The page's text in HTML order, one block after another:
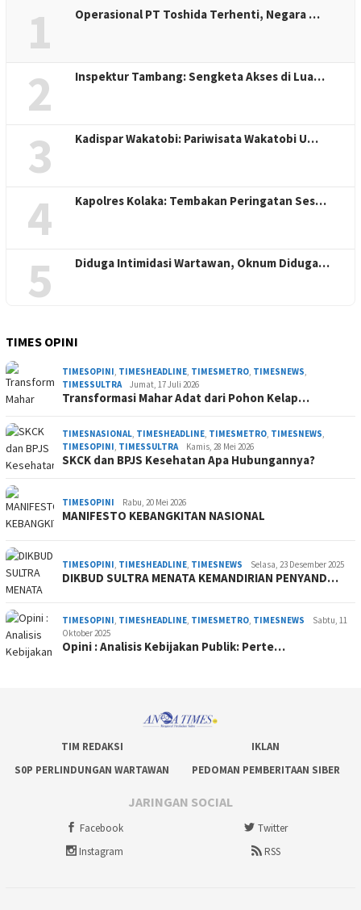
1 Operasional PT Toshida Terhenti, Negara …
2 Inspektur Tambang: Sengketa Akses di Lua…
3 Kadispar Wakatobi: Pariwisata Wakatobi U…
4 Kapolres Kolaka: Tembakan Peringatan Ses…
5 Diduga Intimidasi Wartawan, Oknum Diduga…
TIMES OPINI
TIMESOPINI, TIMESHEADLINE, TIMESMETRO, TIMESNEWS,
TIMESSULTRA
Jumat, 17 Juli 2026
Transformasi Mahar Adat dari Pohon Kelap…
TIMESNASIONAL, TIMESHEADLINE, TIMESMETRO, TIMESNEWS,
TIMESOPINI, TIMESSULTRA Kamis, 28 Mei 2026
SKCK dan BPJS Kesehatan Apa Hubungannya?
TIMESOPINI Rabu, 20 Mei 2026
MANIFESTO KEBANGKITAN NASIONAL
TIMESOPINI, TIMESHEADLINE, TIMESNEWS Selasa, 23 Desember 2025
DIKBUD SULTRA MENATA KEMANDIRIAN PENYAND…
TIMESOPINI, TIMESHEADLINE, TIMESMETRO, TIMESNEWS
Sabtu, 11
Oktober 2025
Opini : Analisis Kebijakan Publik: Perte…
TIM REDAKSI
IKLAN
S0P PERLINDUNGAN WARTAWAN
PEDOMAN PEMBERITAAN SIBER
JARINGAN SOCIAL
Facebook
Twitter
Instagram
RSS